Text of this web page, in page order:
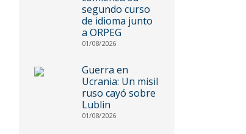
segundo curso
de idioma junto
a ORPEG
01/08/2026
Guerra en
Ucrania: Un misil
ruso cayó sobre
Lublin
01/08/2026